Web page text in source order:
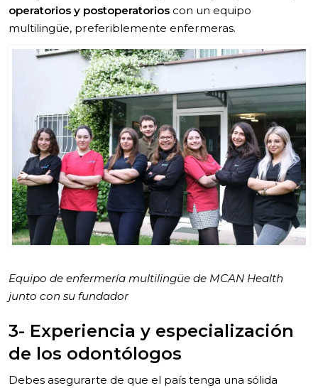
operatorios y postoperatorios con un equipo
multilingüe, preferiblemente enfermeras.
Equipo de enfermería multilingüe de MCAN Health
junto con su fundador
3- Experiencia y especialización
de los odontólogos
Debes asegurarte de que el país tenga una sólida